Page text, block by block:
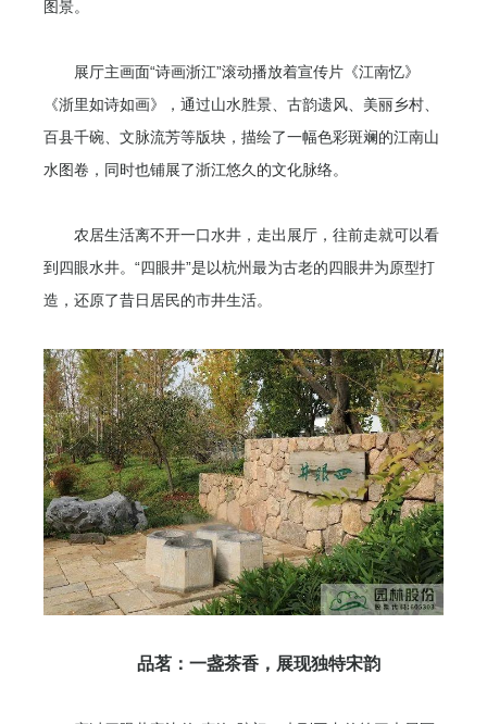
图景。
展厅主画面“诗画浙江”滚动播放着宣传片《江南忆》
《浙里如诗如画》，通过山水胜景、古韵遗风、美丽乡村、
百县千碗、文脉流芳等版块，描绘了一幅色彩斑斓的江南山
水图卷，同时也铺展了浙江悠久的文化脉络。
农居生活离不开一口水井，走出展厅，往前走就可以看
到四眼水井。“四眼井”是以杭州最为古老的四眼井为原型打
造，还原了昔日居民的市井生活。
品茗：一盏茶香，展现独特宋韵